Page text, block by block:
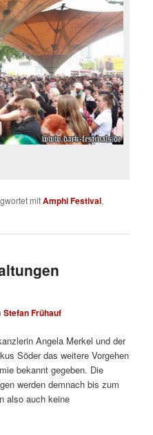
mitAmphi Festival,
Stefan Frühauf
Angela Merkel und der
Söder das weitere Vorgehen
bekannt gegeben. Die
werden demnach bis zum
also auch keine